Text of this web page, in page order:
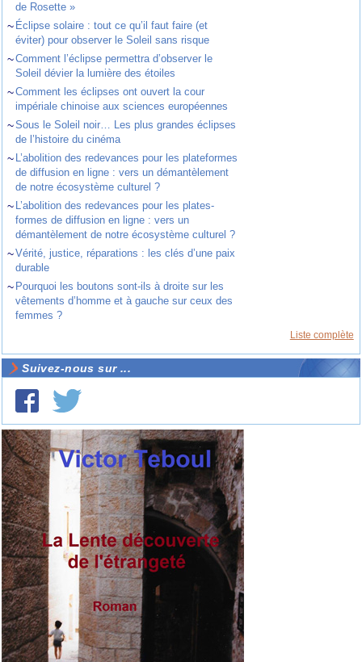
de Rosette »
~ Éclipse solaire : tout ce qu’il faut faire (et
éviter) pour observer le Soleil sans risque
~Comment l’éclipse permettra d’observer le
Soleil dévier la lumière des étoiles
~Comment les éclipses ont ouvert la cour
impériale chinoise aux sciences européennes
~Sous le Soleil noir… Les plus grandes éclipses
de l’histoire du cinéma
~ L’abolition des redevances pour les plateformes
de diffusion en ligne : vers un démantèlement
de notre écosystème culturel ?
~ L’abolition des redevances pour les plates-
formes de diffusion en ligne : vers un
démantèlement de notre écosystème culturel ?
~Vérité, justice, réparations : les clés d’une paix
durable
~ Pourquoi les boutons sont-ils à droite sur les
vêtements d’homme et à gauche sur ceux des
femmes ?
Liste complète
Suivez-nous sur ...